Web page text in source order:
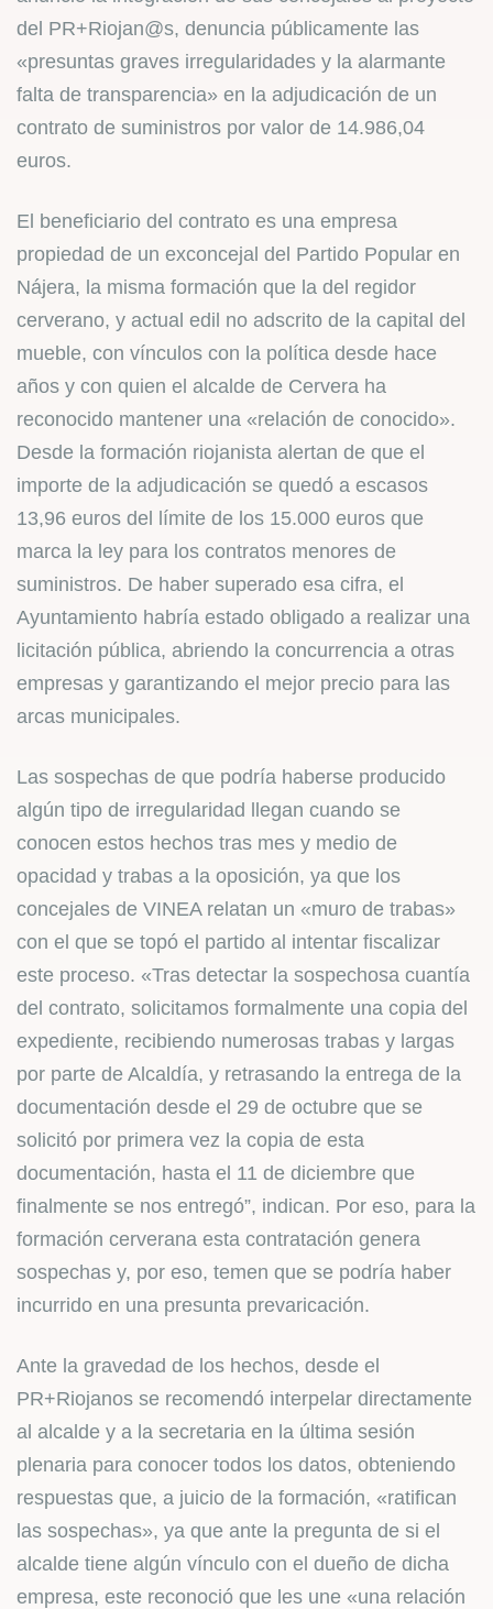
del PR+Riojan@s, denuncia públicamente las
«presuntas graves irregularidades y la alarmante
falta de transparencia» en la adjudicación de un
contrato de suministros por valor de 14.986,04
euros.
El beneficiario del contrato es una empresa
propiedad de un exconcejal del Partido Popular en
Nájera, la misma formación que la del regidor
cerverano, y actual edil no adscrito de la capital del
mueble, con vínculos con la política desde hace
años y con quien el alcalde de Cervera ha
reconocido mantener una «relación de conocido».
Desde la formación riojanista alertan de que el
importe de la adjudicación se quedó a escasos
13,96 euros del límite de los 15.000 euros que
marca la ley para los contratos menores de
suministros. De haber superado esa cifra, el
Ayuntamiento habría estado obligado a realizar una
licitación pública, abriendo la concurrencia a otras
empresas y garantizando el mejor precio para las
arcas municipales.
Las sospechas de que podría haberse producido
algún tipo de irregularidad llegan cuando se
conocen estos hechos tras mes y medio de
opacidad y trabas a la oposición, ya que los
concejales de VINEA relatan un «muro de trabas»
con el que se topó el partido al intentar fiscalizar
este proceso. «Tras detectar la sospechosa cuantía
del contrato, solicitamos formalmente una copia del
expediente, recibiendo numerosas trabas y largas
por parte de Alcaldía, y retrasando la entrega de la
documentación desde el 29 de octubre que se
solicitó por primera vez la copia de esta
documentación, hasta el 11 de diciembre que
finalmente se nos entregó”, indican. Por eso, para la
formación cerverana esta contratación genera
sospechas y, por eso, temen que se podría haber
incurrido en una presunta prevaricación.
Ante la gravedad de los hechos, desde el
PR+Riojanos se recomendó interpelar directamente
al alcalde y a la secretaria en la última sesión
plenaria para conocer todos los datos, obteniendo
respuestas que, a juicio de la formación, «ratifican
las sospechas», ya que ante la pregunta de si el
alcalde tiene algún vínculo con el dueño de dicha
empresa, este reconoció que les une «una relación